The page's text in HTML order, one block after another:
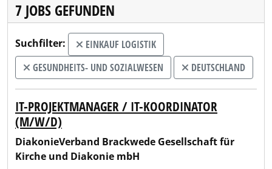
7 JOBS GEFUNDEN
Suchfilter:
EINKAUF LOGISTIK
GESUNDHEITS- UND SOZIALWESEN
DEUTSCHLAND
IT-PROJEKTMANAGER / IT-KOORDINATOR
(M/W/D)
DiakonieVerband Brackwede Gesellschaft für
Kirche und Diakonie mbH